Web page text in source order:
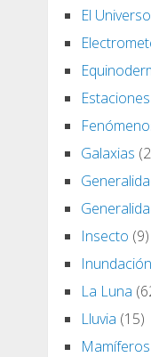
El Universo
Galaxias
Insecto (9)
Inundación
La Luna
Lluvia (15)
Mamíferos